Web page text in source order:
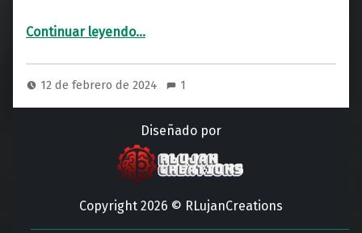
Continuar leyendo“Aterradores sucesos en La Cornudilla: ¿Una Aldea Encantada?”
…
12 de febrero de 2024 1
Diseñado por
Copyright 2026 © RLujanCreations